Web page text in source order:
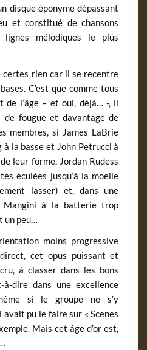
disque éponyme dépassant
et constitué de chansons
lignes mélodiques le plus
certes rien car il se recentre
C’est que comme tous
de l’âge – et oui, déjà… -, il
fougue et davantage de
membres, si James LaBrie
la basse et John Petrucci à
leur forme, Jordan Rudess
éculées jusqu’à la moelle
lasser) et, dans une
Mangini à la batterie trop
un peu…
moins progressive
cet opus puissant et
à classer dans les bons
à-dire dans une excellence
si le groupe ne s’y
pu le faire sur « Scenes
Mais cet âge d’or est,